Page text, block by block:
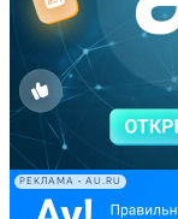
РЕКЛАМА • AU.RU